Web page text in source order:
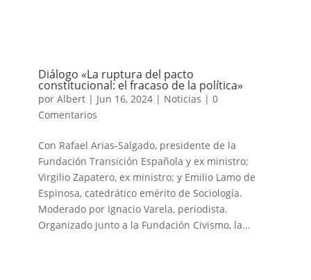
Diálogo «La ruptura del pacto
constitucional: el fracaso de la política»
por Albert| Jun 16, 2024| Noticias | 0
Comentarios
Con Rafael Arias-Salgado, presidente de la
Fundación Transición Española y ex ministro;
Virgilio Zapatero, ex ministro; y Emilio Lamo de
Espinosa, catedrático emérito de Sociología.
Moderado por Ignacio Varela, periodista.
Organizado junto a la Fundación Civismo, la...